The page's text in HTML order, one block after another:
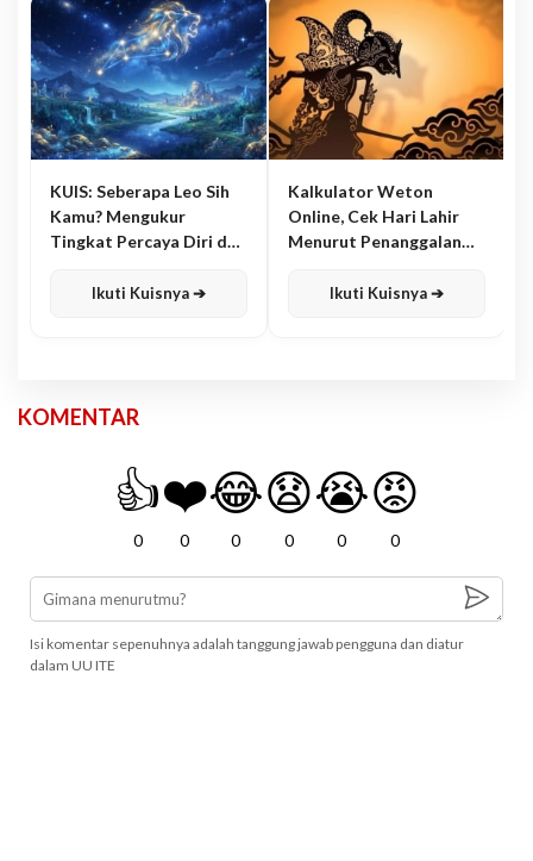
KUIS: Seberapa Leo Sih
Kamu? Mengukur
Tingkat Percaya Diri dan
Ikuti Kuisnya ➔
Kalkulator Weton
Online, Cek Hari Lahir
Menurut Penanggalan
Ikuti Kuisnya ➔
KOMENTAR
👍
0
❤️
0
😂
0
😧
0
😭
0
😡
0
Isi komentar sepenuhnya adalah tanggung jawab pengguna dan diatur
dalam UU ITE